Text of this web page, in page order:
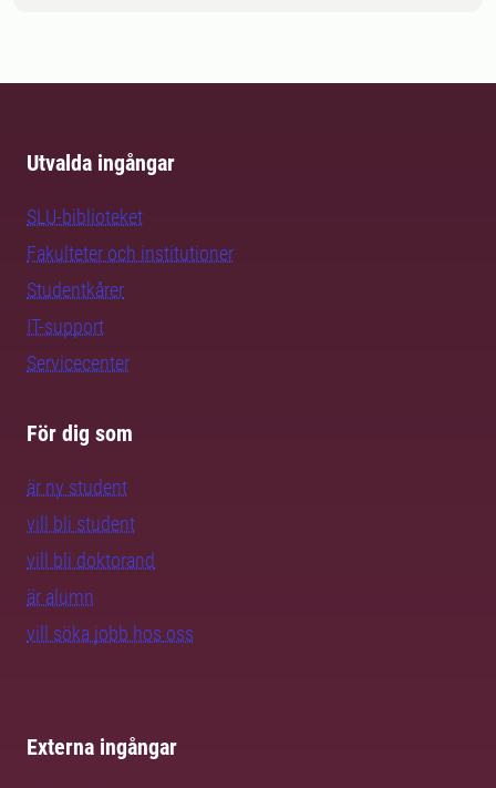
Utvalda ingångar
SLU-biblioteket
Fakulteter och institutioner
Studentkårer
IT-support
Servicecenter
För dig som
är ny student
vill bli student
vill bli doktorand
är alumn
vill söka jobb hos oss
Externa ingångar